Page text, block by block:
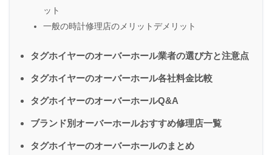
ット
一般の時計修理店のメリットデメリット
タグホイヤーのオーバーホール業者の選び方と注意点
タグホイヤーのオーバーホール各社料金比較
タグホイヤーのオーバーホールQ&A
ブランド別オーバーホールおすすめ修理店一覧
タグホイヤーのオーバーホールのまとめ